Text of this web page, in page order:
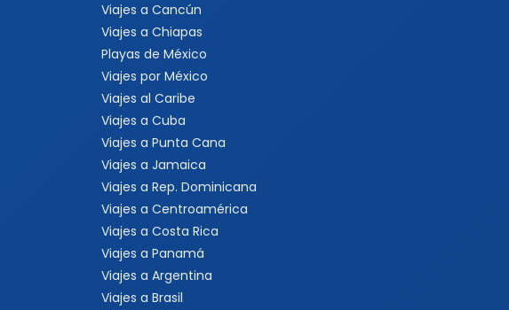
Viajes a Cancún
Viajes a Chiapas
Playas de México
Viajes por México
Viajes al Caribe
Viajes a Cuba
Viajes a Punta Cana
Viajes a Jamaica
Viajes a Rep. Dominicana
Viajes a Centroamérica
Viajes a Costa Rica
Viajes a Panamá
Viajes a Argentina
Viajes a Brasil